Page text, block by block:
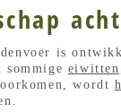
is
sommige
wordt